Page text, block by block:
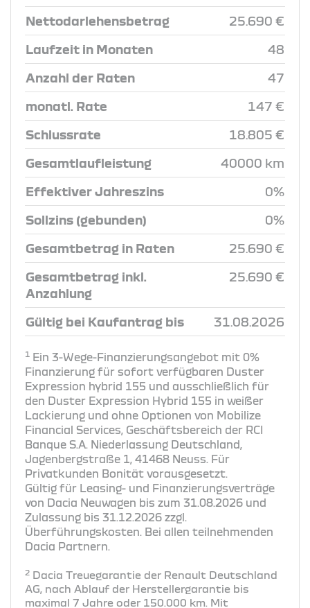
Nettodarlehensbetrag 25.690 €
Laufzeit in Monaten 48
Anzahl der Raten 47
monatl. Rate 147 €
Schlussrate 18.805 €
Gesamtlaufleistung 40000 km
Effektiver Jahreszins 0%
Sollzins (gebunden) 0%
Gesamtbetrag in Raten 25.690 €
Gesamtbetrag inkl.
Anzahlung
25.690 €
Gültig bei Kaufantrag bis 31.08.2026
1 Ein 3-Wege-Finanzierungsangebot mit 0%
Finanzierung für sofort verfügbaren Duster
Expression hybrid 155 und ausschließlich für
den Duster Expression Hybrid 155 in weißer
Lackierung und ohne Optionen von Mobilize
Financial Services, Geschäftsbereich der RCI
Banque S.A. Niederlassung Deutschland,
Jagenbergstraße 1, 41468 Neuss. Für
Privatkunden Bonität vorausgesetzt.
Gültig für Leasing- und Finanzierungsverträge
von Dacia Neuwagen bis zum 31.08.2026 und
Zulassung bis 31.12.2026 zzgl.
Überführungskosten. Bei allen teilnehmenden
Dacia Partnern.
2 Dacia Treuegarantie der Renault Deutschland
AG, nach Ablauf der Herstellergarantie bis
maximal 7 Jahre oder 150.000 km. Mit